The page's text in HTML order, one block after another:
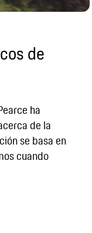
de
ha
de la
se basa en
cuando